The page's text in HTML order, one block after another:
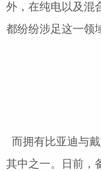
外，在纯电以及混
都纷纷涉足这一领
而拥有比亚迪与
其中之一。日前